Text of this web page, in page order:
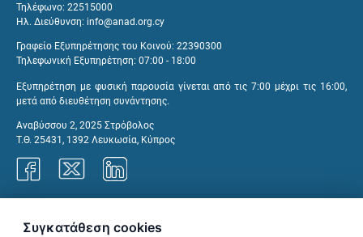
Τηλέφωνο: 22515000
Ηλ. Διεύθυνση: info@anad.org.cy
Γραφείο Εξυπηρέτησης του Κοινού: 22390300
Τηλεφωνική Εξυπηρέτηση: 07:00 - 18:00
Εξυπηρέτηση με φυσική παρουσία γίνεται από τις 7:00 μέχρι τις 16:00,
μετά από διευθέτηση συνάντησης.
Αναβύσσου 2, 2025 Στρόβολος
Τ.Θ. 25431, 1392 Λευκωσία, Κύπρος
Συγκατάθεση cookies